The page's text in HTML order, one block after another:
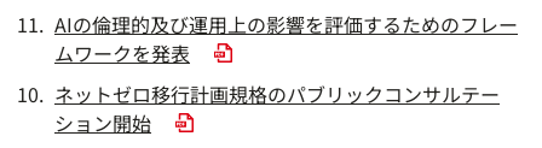
AIの倫理的及び運用上の影響を評価するためのフレー
ムワークを発表
ネットゼロ移行計画規格のパブリックコンサルテー
ション開始